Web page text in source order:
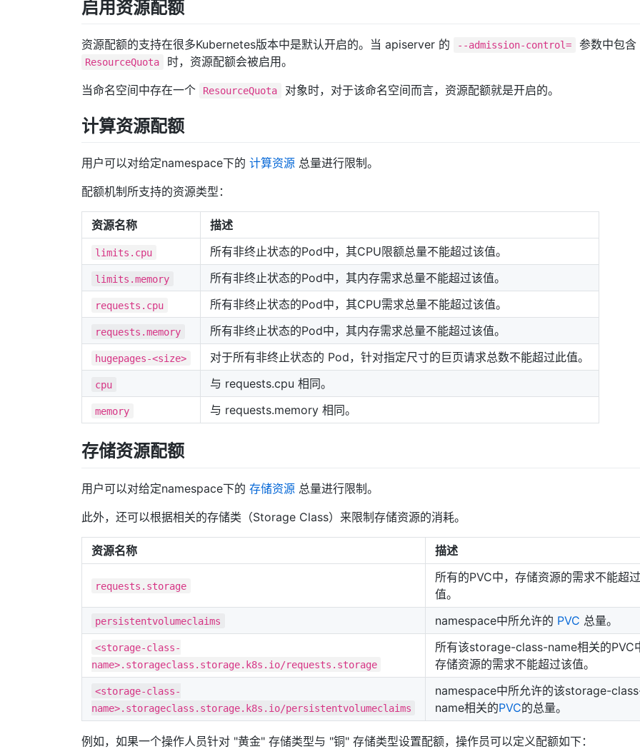
启用资源配额
资源配额的支持在很多Kubernetes版本中是默认开启的。当 apiserver 的 --admission-control= 参数中包含
ResourceQuota
时，资源配额会被启用。
当命名空间中存在一个
ResourceQuota 对象时，对于该命名空间而言，资源配额就是开启的。
计算资源配额
用户可以对给定namespace下的 计算资源 总量进行限制。
配额机制所支持的资源类型：
资源名称 描述
limits.cpu 所有非终止状态的Pod中，其CPU限额总量不能超过该值。
limits.memory 所有非终止状态的Pod中，其内存需求总量不能超过该值。
requests.cpu 所有非终止状态的Pod中，其CPU需求总量不能超过该值。
requests.memory 所有非终止状态的Pod中，其内存需求总量不能超过该值。
hugepages-<size> 对于所有非终止状态的 Pod，针对指定尺寸的巨页请求总数不能超过此值。
cpu 与 requests.cpu 相同。
memory 与 requests.memory 相同。
存储资源配额
用户可以对给定namespace下的 存储资源 总量进行限制。
此外，还可以根据相关的存储类（Storage Class）来限制存储资源的消耗。
资源名称 描述
requests.storage
所有的PVC中，存储资源的需求不能超
值。
persistentvolumeclaims namespace中所允许的 PVC 总量。
<storage-class-
name>.storageclass.storage.k8s.io/requests.storage
所有该storage-class-name相关的PVC
存储资源的需求不能超过该值。
<storage-class-
name>.storageclass.storage.k8s.io/persistentvolumeclaims
namespace中所允许的该storage-
name相关的PVC的总量。
例如，如果一个操作人员针对 "黄金" 存储类型与 "铜" 存储类型设置配额，操作员可以定义配额如下：